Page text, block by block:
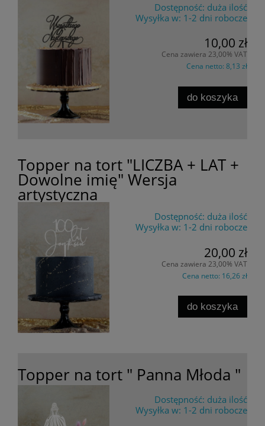
Dostępność: duża ilość
Wysyłka w: 1-2 dni robocze
10,00 zł
Cena zawiera 23,00% VAT
Cena netto: 8,13 zł
do koszyka
Topper na tort "LICZBA + LAT +
Dowolne imię" Wersja
artystyczna
Dostępność: duża ilość
Wysyłka w: 1-2 dni robocze
20,00 zł
Cena zawiera 23,00% VAT
Cena netto: 16,26 zł
do koszyka
Topper na tort " Panna Młoda "
Dostępność: duża ilość
Wysyłka w: 1-2 dni robocze